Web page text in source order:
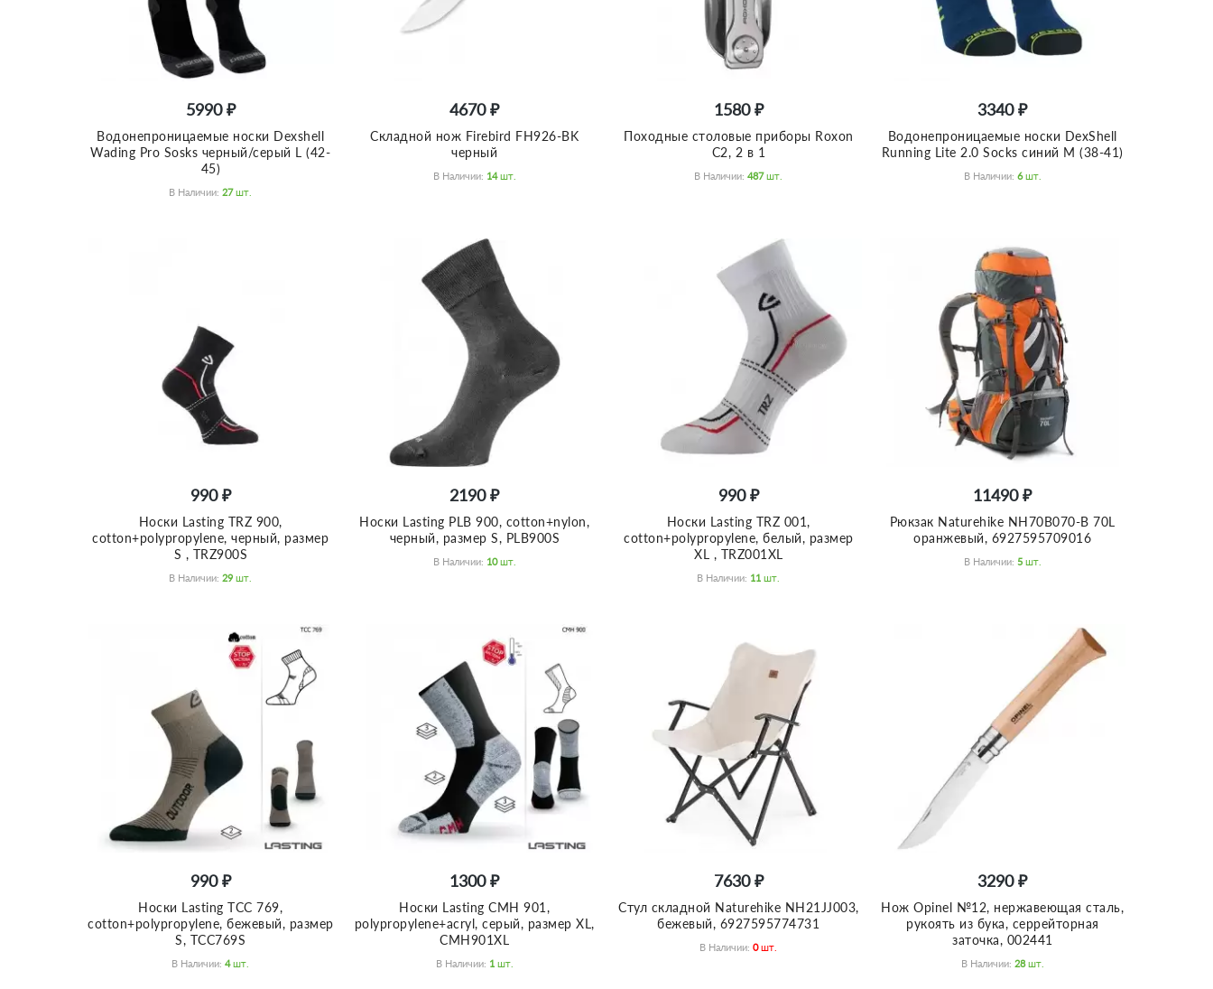
5990 ₽
Водонепроницаемые носки Dexshell
Wading Pro Sosks черный/серый L (42-
45)
В Наличии:27 Шт.
4670 ₽
Складной нож Firebird FH926-BK
черный
В Наличии: 14 Шт.
1580 ₽
Походные столовые приборы Roxon
C2, 2 в 1
В Наличии:487 Шт.
3340 ₽
Водонепроницаемые носки DexShell
Running Lite 2.0 Socks синий M (38-41)
В Наличии: 6 Шт.
990 ₽
Носки Lasting TRZ 900,
cotton+polypropylene, черный, размер
S , TRZ900S
В Наличии:29 Шт.
2190 ₽
Носки Lasting PLB 900, cotton+nylon,
черный, размер S, PLB900S
В Наличии: 10 Шт.
990 ₽
Носки Lasting TRZ 001,
cotton+polypropylene, белый, размер
XL , TRZ001XL
В Наличии: 11 Шт.
11490 ₽
Рюкзак Naturehike NH70B070-B 70L
оранжевый, 6927595709016
В Наличии: 5 Шт.
990 ₽
Носки Lasting TCC 769,
cotton+polypropylene, бежевый, размер
S, TCC769S
В Наличии:4 Шт.
1300 ₽
Носки Lasting CMH 901,
polypropylene+acryl, серый, размер XL,
CMH901XL
В Наличии: 1 Шт.
7630 ₽
Стул складной Naturehike NH21JJ003,
бежевый, 6927595774731
В Наличии:0 Шт.
3290 ₽
Нож Opinel №12, нержавеющая сталь,
рукоять из бука, серрейторная
заточка, 002441
В Наличии: 28 Шт.